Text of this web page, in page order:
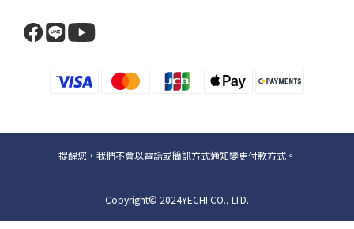
提醒您，我們不會以電話或簡訊方式通知變更付款方式。
Copyright© 2024YECHI CO., LTD.